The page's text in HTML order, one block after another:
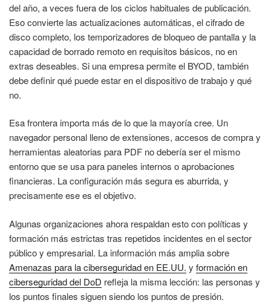
del año, a veces fuera de los ciclos habituales de publicación.
Eso convierte las actualizaciones automáticas, el cifrado de
disco completo, los temporizadores de bloqueo de pantalla y la
capacidad de borrado remoto en requisitos básicos, no en
extras deseables. Si una empresa permite el BYOD, también
debe definir qué puede estar en el dispositivo de trabajo y qué
no.
Esa frontera importa más de lo que la mayoría cree. Un
navegador personal lleno de extensiones, accesos de compra y
herramientas aleatorias para PDF no debería ser el mismo
entorno que se usa para paneles internos o aprobaciones
financieras. La configuración más segura es aburrida, y
precisamente ese es el objetivo.
Algunas organizaciones ahora respaldan esto con políticas y
formación más estrictas tras repetidos incidentes en el sector
público y empresarial. La información más amplia sobre
Amenazas para la ciberseguridad en EE.UU. y formación en
ciberseguridad del DoD refleja la misma lección: las personas y
los puntos finales siguen siendo los puntos de presión.